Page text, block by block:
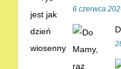
6 czerwca